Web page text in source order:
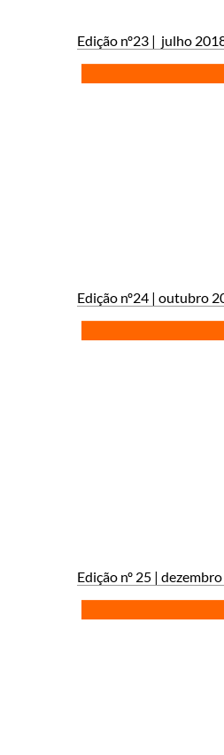
Edição nº23 | julho
Edição nº24 | outubro
Edição nº 25 |